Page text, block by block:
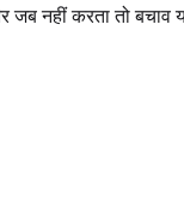
जब नहीं करता तो